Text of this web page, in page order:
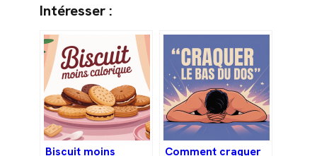
Intéresser :
Biscuit moins
Comment craquer